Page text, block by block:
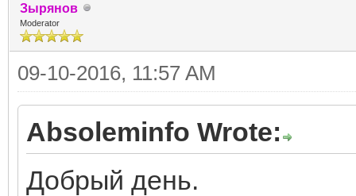
Зырянов
Moderator
09-10-2016, 11:57 AM
Absoleminfo Wrote:
Добрый день.